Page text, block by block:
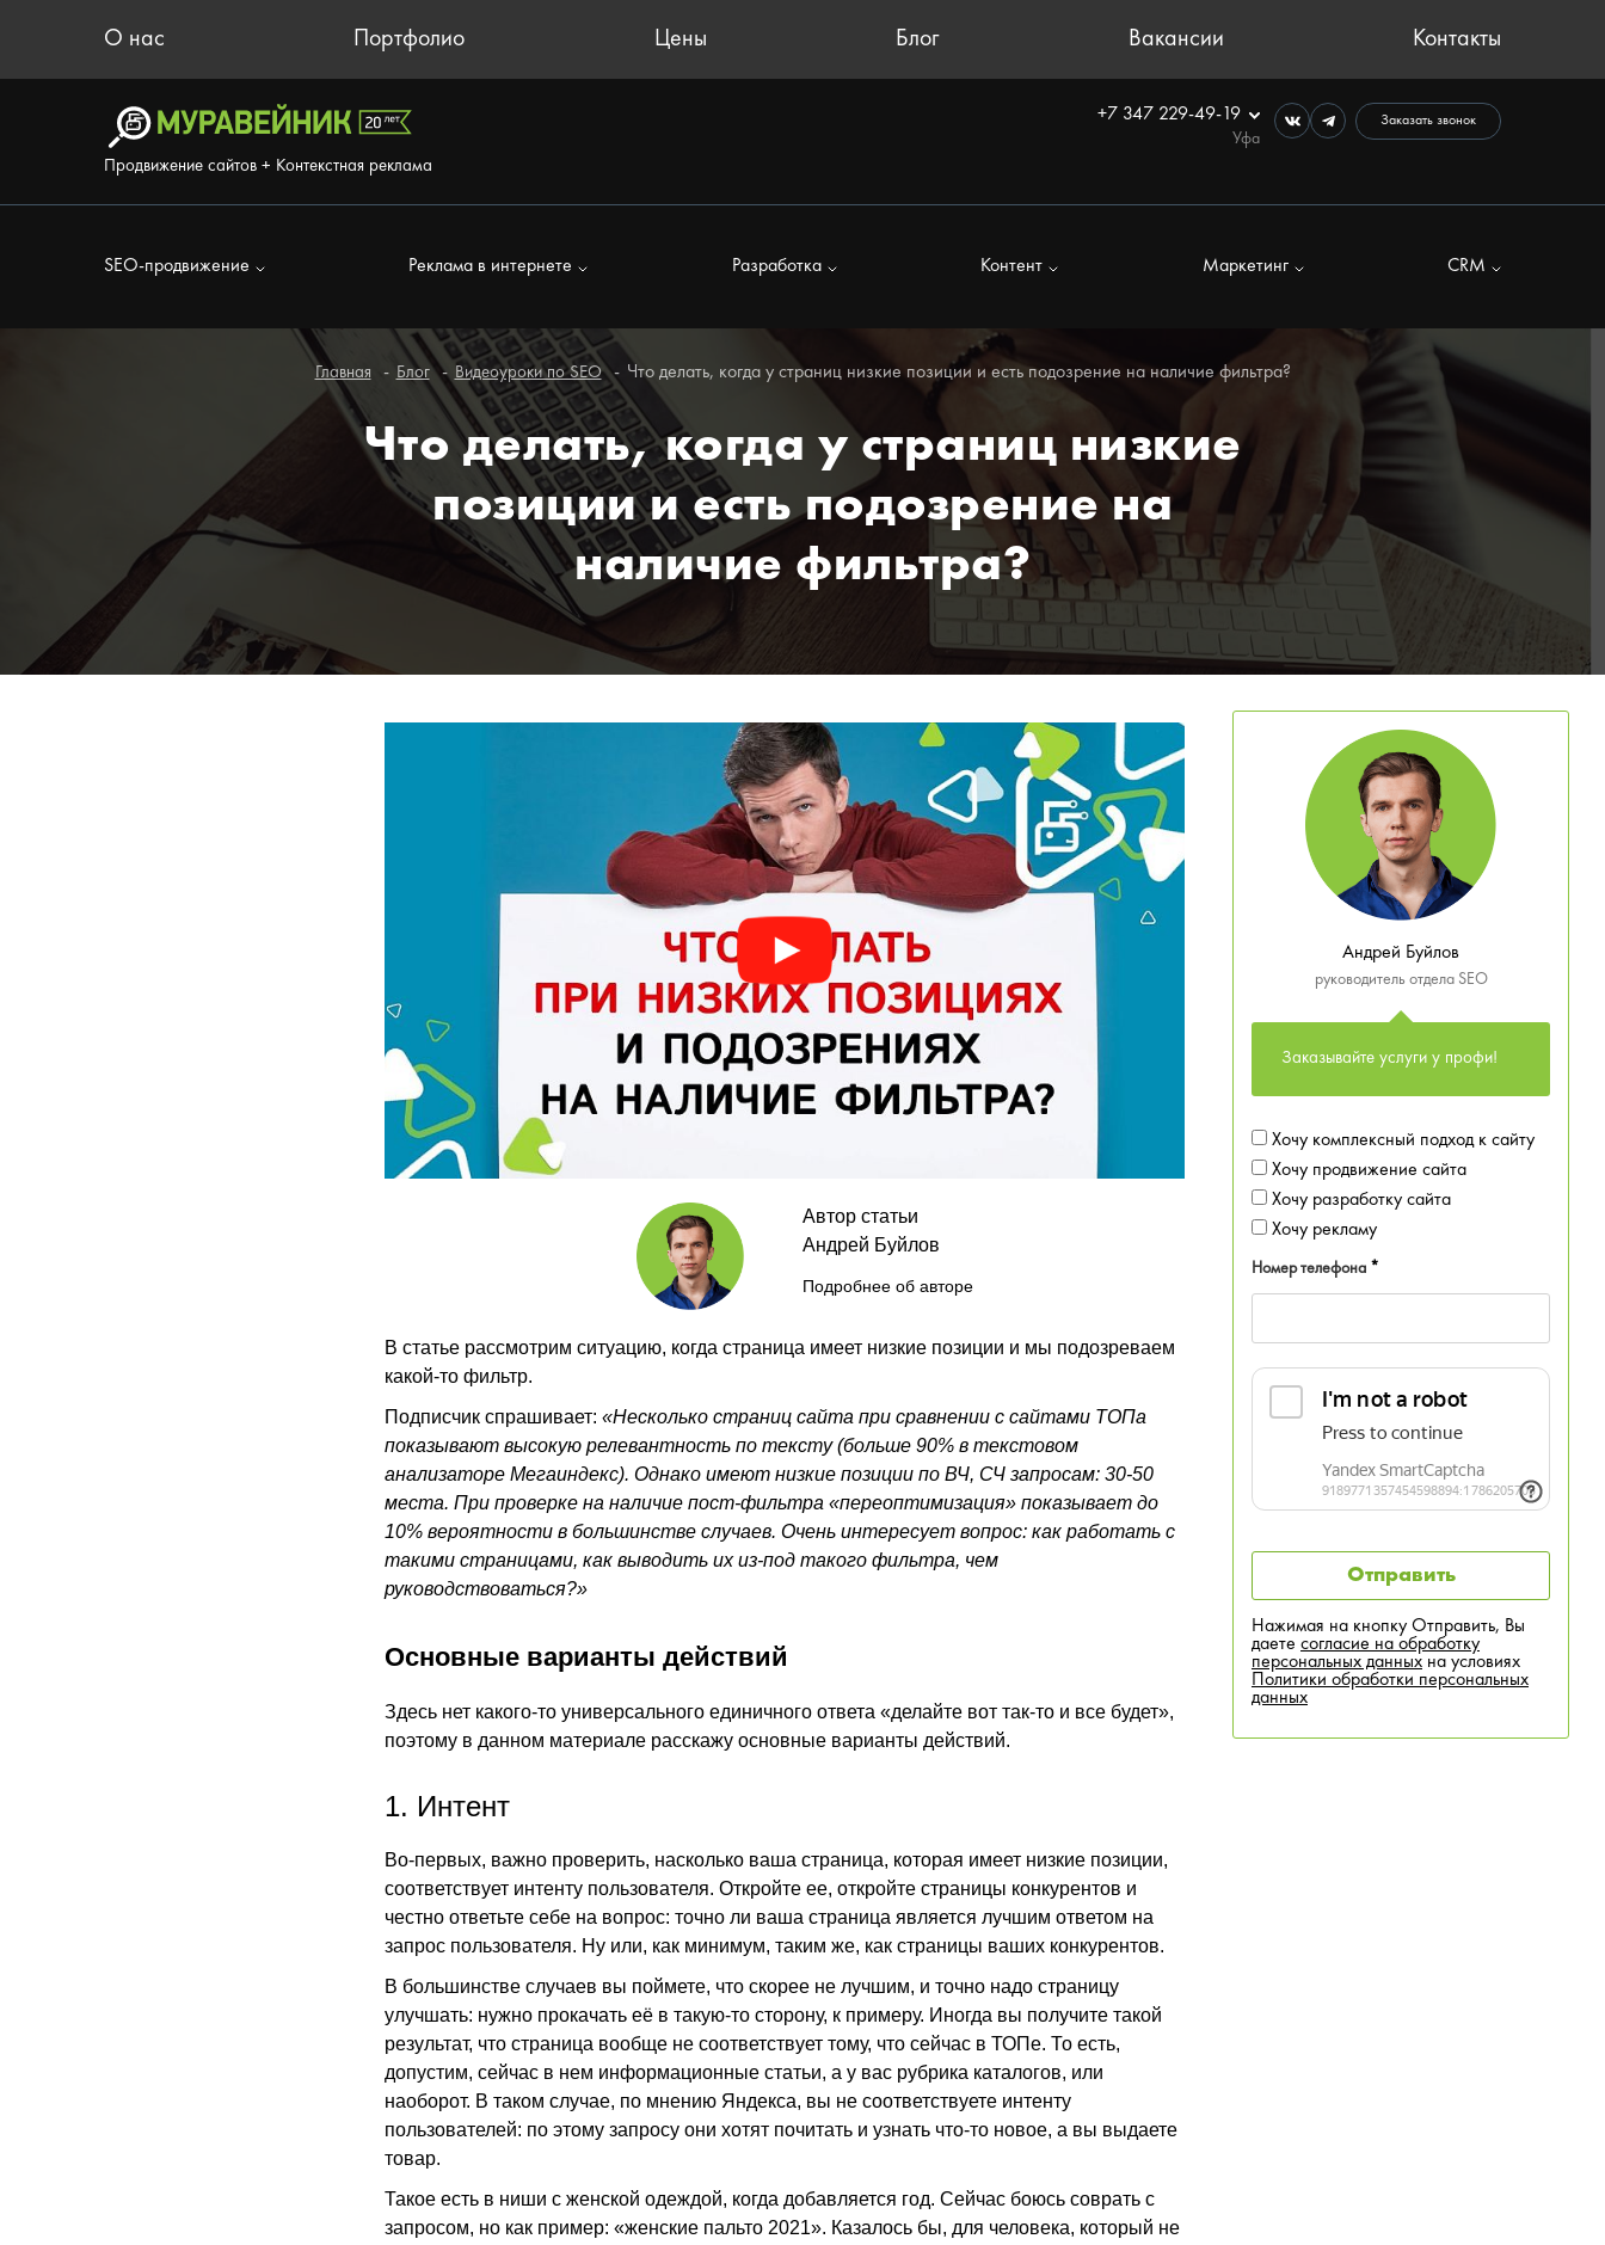
О нас Портфолио Цены Блог Вакансии Контакты
Продвижение сайтов + Контекстная реклама
+7 347 229-49-19
Уфа
Заказать звонок
SEO-продвижение Реклама в интернете Разработка Контент Маркетинг CRM
Главная Блог Видеоуроки по SEO Что делать, когда у страниц низкие позиции и есть подозрение на наличие фильтра?
Что делать, когда у страниц низкие
позиции и есть подозрение на
наличие фильтра?
Автор статьи
Андрей Буйлов
Подробнее об авторе
В статье рассмотрим ситуацию, когда страница имеет низкие позиции и мы подозреваем
какой-то фильтр.
Подписчик спрашивает: «Несколько страниц сайта при сравнении с сайтами ТОПа
показывают высокую релевантность по тексту (больше 90% в текстовом
анализаторе Мегаиндекс). Однако имеют низкие позиции по ВЧ, СЧ запросам: 30-50
места. При проверке на наличие пост-фильтра «переоптимизация» показывает до
10% вероятности в большинстве случаев. Очень интересует вопрос: как работать с
такими страницами, как выводить их из-под такого фильтра, чем
руководствоваться?»
Основные варианты действий
Здесь нет какого-то универсального единичного ответа «делайте вот так-то и все будет»,
поэтому в данном материале расскажу основные варианты действий.
1. Интент
Во-первых, важно проверить, насколько ваша страница, которая имеет низкие позиции,
соответствует интенту пользователя. Откройте ее, откройте страницы конкурентов и
честно ответьте себе на вопрос: точно ли ваша страница является лучшим ответом на
запрос пользователя. Ну или, как минимум, таким же, как страницы ваших конкурентов.
В большинстве случаев вы поймете, что скорее не лучшим, и точно надо страницу
улучшать: нужно прокачать её в такую-то сторону, к примеру. Иногда вы получите такой
результат, что страница вообще не соответствует тому, что сейчас в ТОПе. То есть,
допустим, сейчас в нем информационные статьи, а у вас рубрика каталогов, или
наоборот. В таком случае, по мнению Яндекса, вы не соответствуете интенту
пользователей: по этому запросу они хотят почитать и узнать что-то новое, а вы выдаете
товар.
Такое есть в ниши с женской одеждой, когда добавляется год. Сейчас боюсь соврать с
запросом, но как пример: «женские пальто 2021». Казалось бы, для человека, который не
Андрей Буйлов
руководитель отдела SEO
Заказывайте услуги у профи!
Хочу комплексный подход к сайту
Хочу продвижение сайта
Хочу разработку сайта
Хочу рекламу
Номер телефона *
Нажимая на кнопку Отправить, Вы
даете согласие на обработку
персональных данных на условиях
Политики обработки персональных
данных